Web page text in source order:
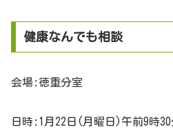
健康なんでも相談
会場:徳重分室
日時:1月22日(月曜日)午前9時